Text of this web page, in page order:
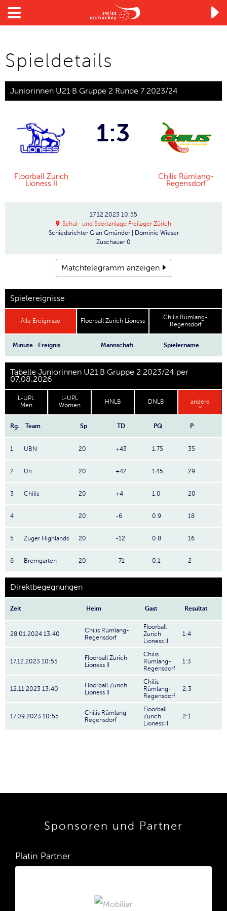

Spieldetails
Juniorinnen U21 B Gruppe 2 Runde 7 2023/24
Floorball Zurich
Lioness II
1:3
Chilis Rümlang-
Regensdorf
17.12.2023 10:55
Schul- und Sportanlage Freilager Zürich
Schiedsrichter Gian Gmünder | Dominic Wieser
Zuschauer 0
Matchtelegramm anzeigen
Spielereignisse
Alle Ereignisse Floorball Zurich Lioness
Chilis Rümlang-
Regensdorf
Minute Ereignis Mannschaft Spielername
Tabelle Juniorinnen U21 B Gruppe 2 2023/24 per
07.08.2026
L-UPL
Men
L-UPL
Women
HNLB DNLB andere
Rg. Team Sp TD PQ P
1 UBN 20 +43 1.75 35
2 Uri 20 +42 1.45 29
3 Chilis 20 +4 1.0 20
4 20 -6 0.9 18
5 Zuger Highlands 20 -12 0.8 16
6 Bremgarten 20 -71 0.1 2
Direktbegegnungen
Zeit Heim Gast Resultat
28.01.2024 13:40
Chilis Rümlang-
Regensdorf
Floorball
Zurich
Lioness II
1:4
17.12.2023 10:55
Floorball Zurich
Lioness II
Chilis
Rümlang-
Regensdorf
1:3
12.11.2023 13:40
Floorball Zurich
Lioness II
Chilis
Rümlang-
Regensdorf
2:3
17.09.2023 10:55
Chilis Rümlang-
Regensdorf
Floorball
Zurich
Lioness II
2:1
Sponsoren und Partner
Platin Partner